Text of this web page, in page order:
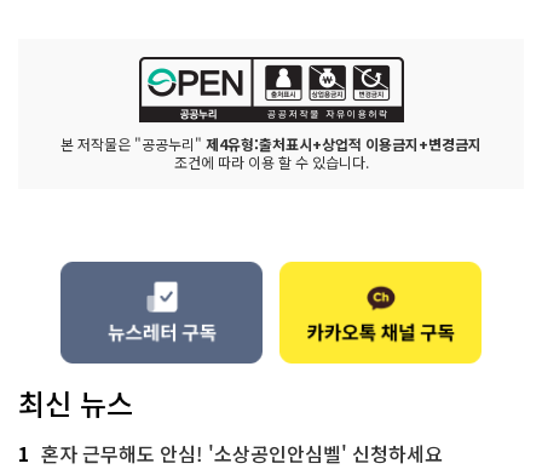
본 저작물은 "공공누리" 제4유형:출처표시+상업적 이용금지+변경금지
조건에 따라 이용 할 수 있습니다.
최신 뉴스
1 혼자 근무해도 안심! '소상공인안심벨' 신청하세요